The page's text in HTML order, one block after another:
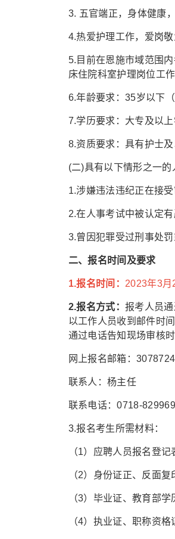
3. 五官端正，身体健康
4.热爱护理工作，爱岗
5.目前在恩施市域范围
床住院科室护理岗位工
6.年龄要求：35岁以下
7.学历要求：大专及以上
8.资质要求：具有护士
(二)具有以下情形之一
1.涉嫌违法违纪正在接
2.在人事考试中被认定
3.曾因犯罪受过刑事处
二、报名时间及要求
1.报名时间： 2023年3月
2.报名方式： 报考人员
以工作人员收到邮件时
通过电话告知现场审核时
网上报名邮箱：
联系人：杨主任
联系电话：0718-
3.报名考生所需材料：
（1）应聘人员报名登
（2）身份证正、反面复
（3）毕业证、教育部
（4）执业证、职称资格